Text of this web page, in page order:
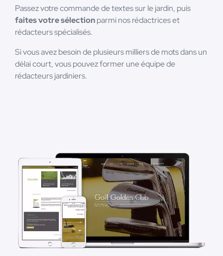
Passez votre commande de textes sur le jardin, puis
faites votre sélectionparmi nos rédactrices et
rédacteurs spécialisés.
Si vous avez besoin de plusieurs milliers de mots dans un
délai court, vous pouvez former une équipe de
rédacteurs jardiniers.